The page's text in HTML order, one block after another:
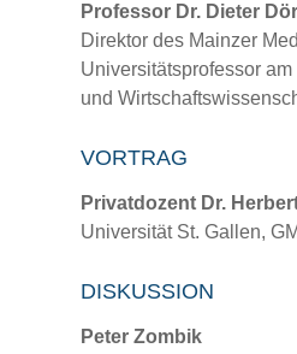
Professor Dr. Dieter
Direktor des Mainzer
Universitätsprofessor
und
VORTRAG
Privatdozent Dr.
Universität St. Gallen,
DISKUSSION
Peter Zombik